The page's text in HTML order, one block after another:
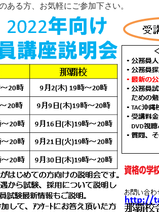
ある方、お気軽にご参加下さい。